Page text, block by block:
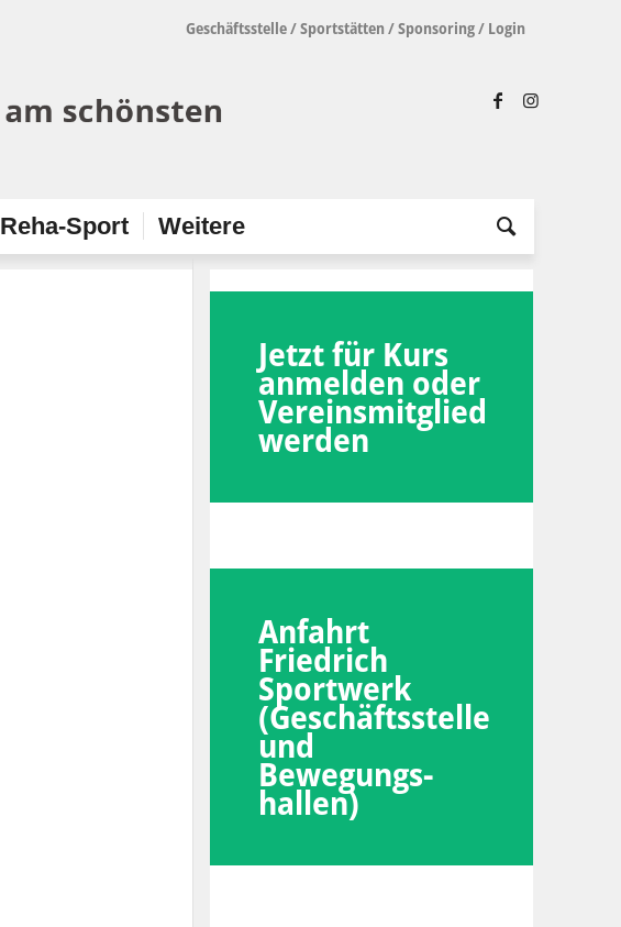
Geschäftsstelle/Sportstätten /Sponsoring/ Login
Reha-Sport Weitere
Jetzt für Kurs
anmelden oder
Vereinsmitglied
werden
Anfahrt
Friedrich
Sportwerk
(Geschäftsstelle
und
Bewegungs-
hallen)